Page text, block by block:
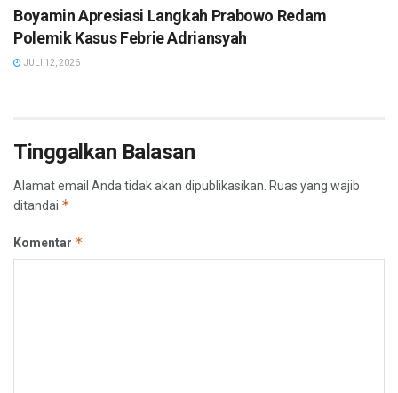
Boyamin Apresiasi Langkah Prabowo Redam
Polemik Kasus Febrie Adriansyah
JULI 12, 2026
Tinggalkan Balasan
Alamat email Anda tidak akan dipublikasikan. Ruas yang wajib
ditandai *
Komentar *